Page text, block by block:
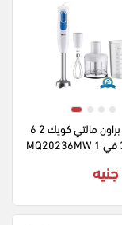
هاند بلندر براون مالتي كويك 2 6
00 وات 3 في 1 MQ20236MW